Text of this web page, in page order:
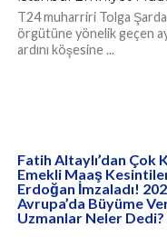
T24 muharriri Tolga
örgütüne yönelik geçen
ardını köşesine ...
Fatih Altaylı’dan Çok
Emekli Maaş
Erdoğan İmzaladı!
Avrupa’da Büyüme
Uzmanlar Neler Dedi?